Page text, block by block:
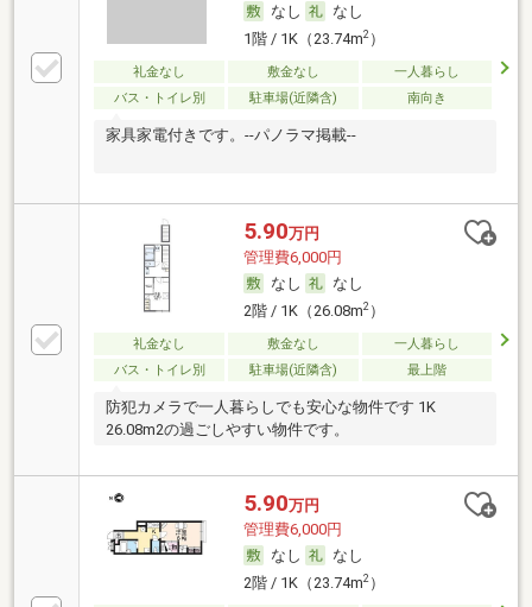
なし
なし
1階 / 1K（23.74m2）
礼金なし 敷金なし
一人暮らし
バス・トイレ別
駐車場(近隣含) 南向き
家具家電付きです。--パノラマ掲載--
5.90万円
管理費6,000円
なし
なし
2階 / 1K（26.08m2）
礼金なし 敷金なし
一人暮らし
バス・トイレ別
駐車場(近隣含) 最上階
防犯カメラで一人暮らしでも安心な物件です 1K
26.08m2の過ごしやすい物件です。
5.90万円
管理費6,000円
なし
なし
2階 / 1K（23.74m2）